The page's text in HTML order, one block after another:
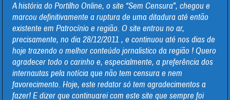
A história do Portilho Online, o site “Sem Censura”, chegou e
marcou definitivamente a ruptura de uma ditadura até então
existente em Patrocínio e região. O site entrou no ar,
precisamente, no dia 28/12/2011 , e continuou até nos dias de
hoje trazendo o melhor conteúdo jornalistico da região ! Quero
agradecer todo o carinho e, especialmente, a preferência dos
internautas pela notícia que não tem censura e nem
favorecimento. Hoje, este redator só tem agradecimentos a
fazer! E dizer que continuarei com este site que sempre foi